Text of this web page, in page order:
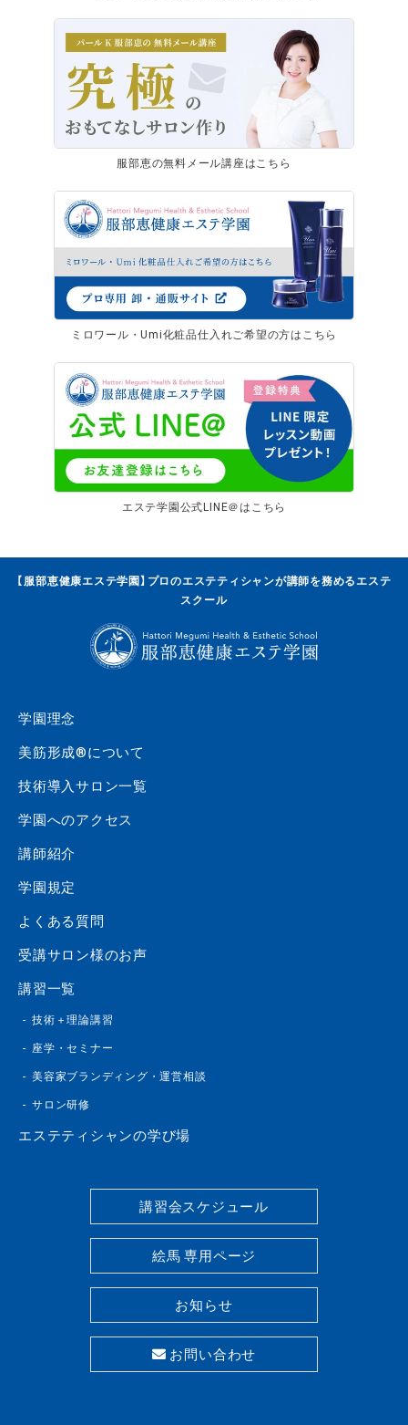
服部恵の無料メール講座はこちら
ミロワール・Umi化粧品仕入れご希望の方はこちら
エステ学園公式LINE＠はこちら
【服部恵健康エステ学園】プロのエステティシャンが講師を務めるエステ
スクール
講習会スケジュール
絵馬 専用ページ
お知らせ
お問い合わせ
学園理念
美筋形成®について
技術導入サロン一覧
学園へのアクセス
講師紹介
学園規定
よくある質問
受講サロン様のお声
講習一覧
技術＋理論講習
座学・セミナー
美容家ブランディング・運営相談
サロン研修
エステティシャンの学び場